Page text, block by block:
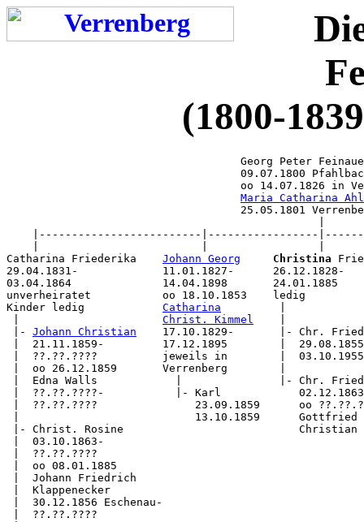
(1800-
09.07.1800
oo 14.07.1826 in
Maria Catharina
25.05.1801
|-------------------------|-----------------
Catharina Friederika Johann Georg Christina
29.04.1831-             11.01.1827-      26.12.1828-
03.04.1864              14.04.1898
unverheiratet           oo 18.10.1853    ledig
Kinder ledig Catharina
Christ. Kimmel
|- Johann Christian
17.10.1829-       |- Chr.
|  21.11.1859-         17.12.1895        |
|  ??.??.????          jeweils in        |  03.10.1955
|  oo 26.12.1859       Verrenberg        |
|  Edna Walls            |               |- Chr.
|  ??.??.????-           |- Karl            02.12.1863
|  ??.??.????               23.09.1859      oo
|                           13.10.1859      Gottfried
|- Christ. Rosine                           Christian
|  03.10.1863-
|  ??.??.????
|  oo 08.01.1885
|  Johann Friedrich
|  Klappenecker
|  30.12.1856 Eschenau-
|  ??.??.????